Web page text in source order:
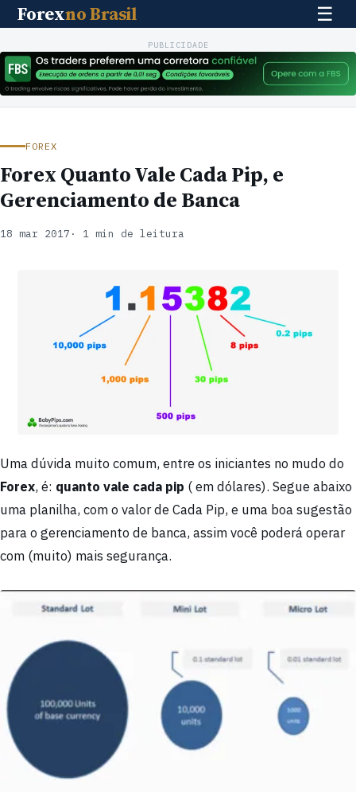
Forexno Brasil ☰
PUBLICIDADE
FOREX
Forex Quanto Vale Cada Pip, e
Gerenciamento de Banca
18 mar 2017 · 1 min de leitura
Uma dúvida muito comum, entre os iniciantes no mudo do
Forex, é: quanto vale cada pip ( em dólares). Segue abaixo
uma planilha, com o valor de Cada Pip, e uma boa sugestão
para o gerenciamento de banca, assim você poderá operar
com (muito) mais segurança.